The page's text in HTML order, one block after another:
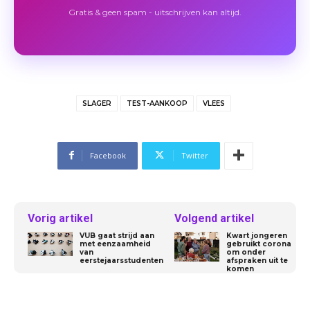
Gratis & geen spam - uitschrijven kan altijd.
SLAGER TEST-AANKOOP VLEES
Facebook Twitter
Vorig artikel
VUB gaat strijd aan
met eenzaamheid
van
eerstejaarsstudenten
Volgend artikel
Kwart jongeren
gebruikt corona
om onder
afspraken uit te
komen